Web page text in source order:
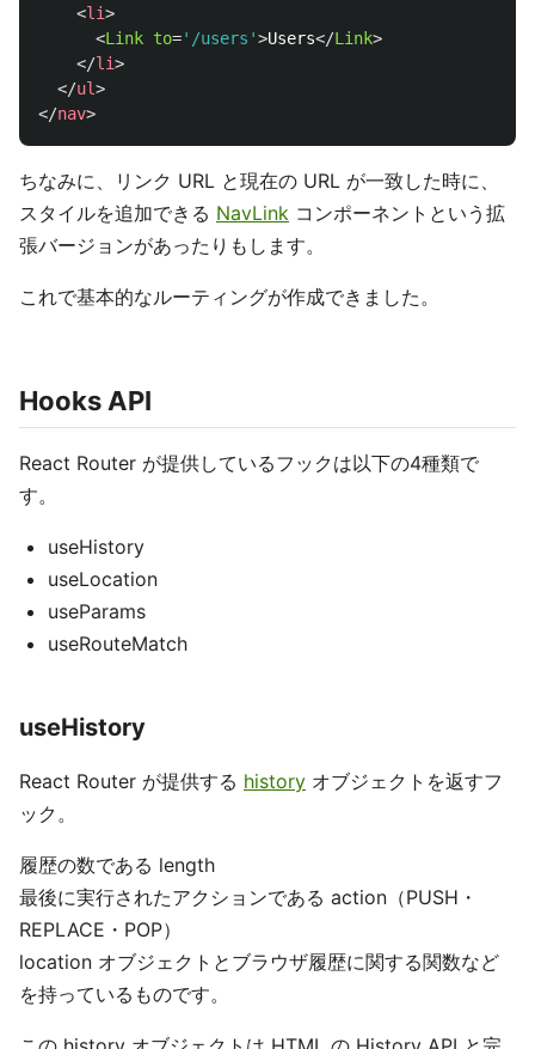
<li>
<Link to='/users'>Users</Link>
</li>
</ul>
</nav>
ちなみに、リンク URL と現在の URL が一致した時に、
スタイルを追加できる NavLink コンポーネントという拡
張バージョンがあったりもします。
これで基本的なルーティングが作成できました。
Hooks API
React Router が提供しているフックは以下の4種類で
す。
useHistory
useLocation
useParams
useRouteMatch
useHistory
React Router が提供する history オブジェクトを返すフ
ック。
履歴の数である length
最後に実行されたアクションである action（PUSH・
REPLACE・POP）
location オブジェクトとブラウザ履歴に関する関数など
を持っているものです。